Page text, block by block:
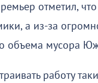
отметил,
а из-за
объема мусора
работу